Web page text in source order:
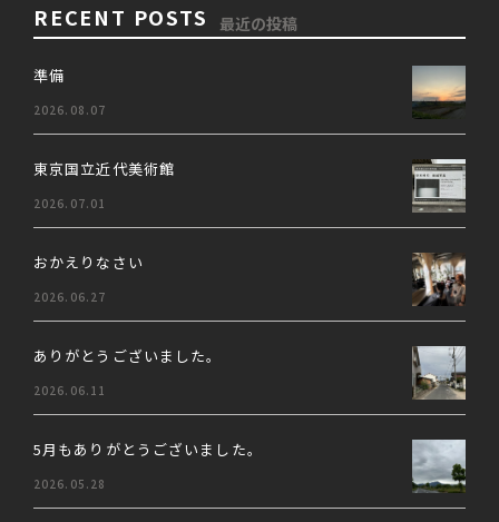
RECENT POSTS 最近の投稿
準備
2026.08.07
東京国立近代美術館
2026.07.01
おかえりなさい
2026.06.27
ありがとうございました。
2026.06.11
5月もありがとうございました。
2026.05.28